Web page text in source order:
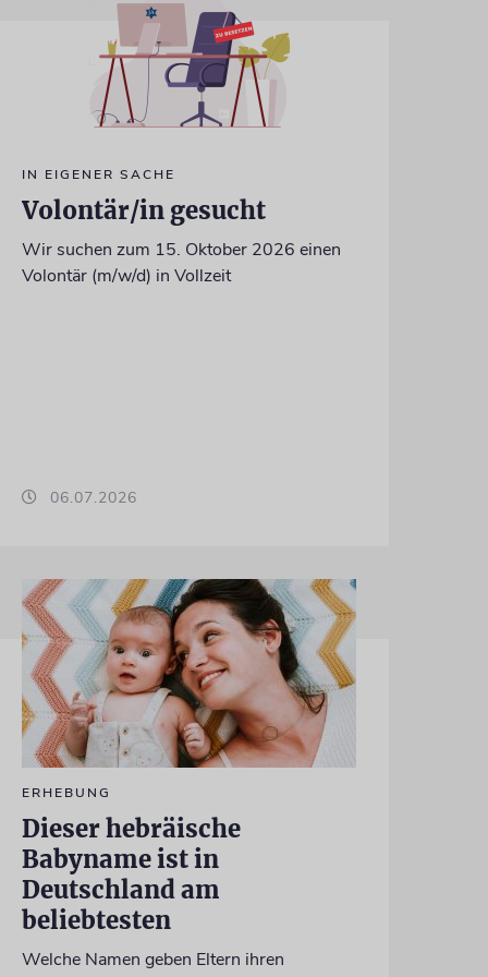
IN EIGENER SACHE
Volontär/in gesucht
Wir suchen zum 15. Oktober 2026 einen
Volontär (m/w/d) in Vollzeit
06.07.2026
ERHEBUNG
Dieser hebräische
Babyname ist in
Deutschland am
beliebtesten
Welche Namen geben Eltern ihren